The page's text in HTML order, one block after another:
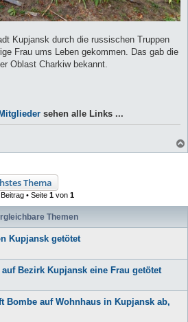
Kupjansk durch die russischen Truppen
Frau ums Leben gekommen. Das gab die
Oblast Charkiw bekannt.
sehen alle Links ...
Thema
• Seite 1 von 1
Themen
Kupjansk getötet
Bezirk Kupjansk eine Frau getötet
Bombe auf Wohnhaus in Kupjansk ab,